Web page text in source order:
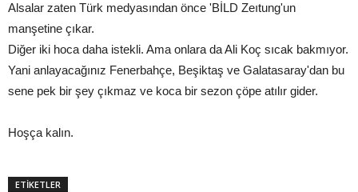
Alsalar zaten Türk medyasından önce 'BİLD Zeıtung'un
manşetine çıkar.
Diğer iki hoca daha istekli. Ama onlara da Ali Koç sıcak bakmıyor.
Yani anlayacağınız Fenerbahçe, Beşiktaş ve Galatasaray'dan bu
sene pek bir şey çıkmaz ve koca bir sezon çöpe atılır gider.
Hoşça kalın.
ETİKETLER